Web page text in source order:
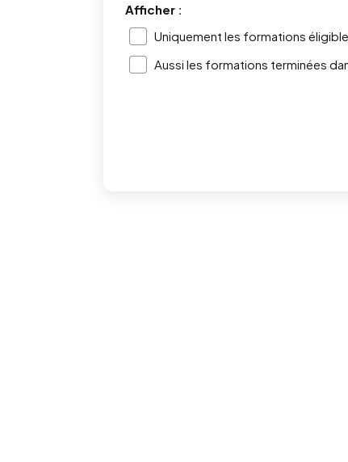
Afficher :
Uniquement les formations
Aussi les formations terminées